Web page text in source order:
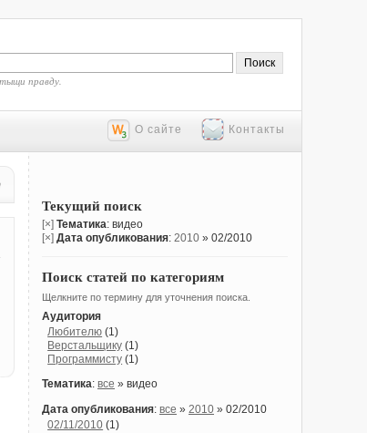
правду.
О сайте Контакты
Текущий поиск
[×] Тематика: видео
[×] Дата опубликования: 2010 » 02/2010
Поиск статей по категориям
Щелкните по термину для уточнения поиска.
Аудитория
Любителю (1)
Верстальщику (1)
Программисту (1)
Тематика: все » видео
Дата опубликования: все » 2010 » 02/2010
02/11/2010 (1)